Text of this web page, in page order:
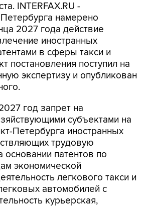
INTERFAX.RU -
намерено
2027 года действие
иностранных
в сферы такси и
постановления поступил на
экспертизу и опубликован
год запрет на
субъектами на
Петербурга иностранных
трудовую
основании патентов по
экономической
легкового такси и
автомобилей с
курьерская,